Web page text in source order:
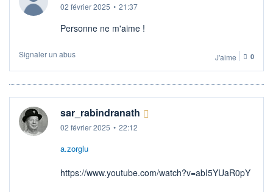
02 février 2025 • 21:37
Personne ne m'aime !
Signaler un abus J'aime 0
sar_rabindranath
02 février 2025 • 22:12
a.zorglu
https://www.youtube.com/watch?v=abI5YUaR0pY